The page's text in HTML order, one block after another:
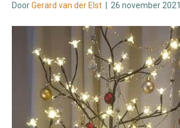
DoorGerard van der Elst 26 november 2021